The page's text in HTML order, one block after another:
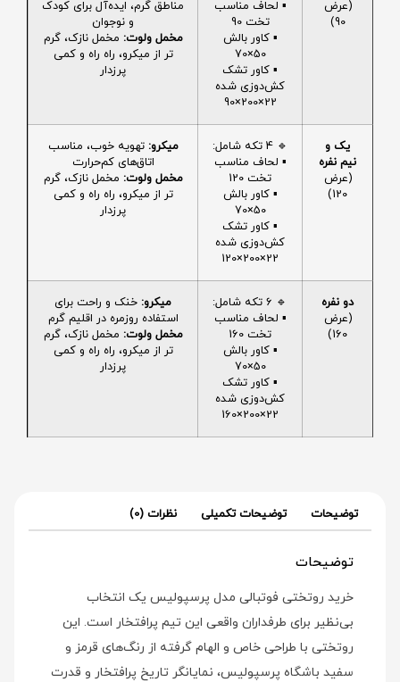
(عرض
90)
▪️ لحاف مناسب
تخت 90
▪️ کاور بالش
50×70
▪️ کاور تشک
کش‌دوزی شده
22×200×90
مناطق گرم، ایده‌آل برای کودک
و نوجوان
مخمل ولوت: مخمل نازک، گرم
تر از میکرو، راه راه و کمی
پرزدار
یک و
نیم نفره
(عرض
120)
🔹 4 تکه شامل:
▪️ لحاف مناسب
تخت 120
▪️ کاور بالش
50×70
▪️ کاور تشک
کش‌دوزی شده
22×200×120
میکرو: تهویه خوب، مناسب
اتاق‌های کم‌حرارت
مخمل ولوت: مخمل نازک، گرم
تر از میکرو، راه راه و کمی
پرزدار
دو نفره
(عرض
160)
🔹 6 تکه شامل:
▪️ لحاف مناسب
تخت 160
▪️ کاور بالش
50×70
▪️ کاور تشک
کش‌دوزی شده
22×200×160
میکرو: خنک و راحت برای
استفاده روزمره در اقلیم گرم
مخمل ولوت: مخمل نازک، گرم
تر از میکرو، راه راه و کمی
پرزدار
توضیحات توضیحات تکمیلی نظرات (0)
توضیحات
خرید روتختی فوتبالی مدل پرسپولیس یک انتخاب
بی‌نظیر برای طرفداران واقعی این تیم پرافتخار است. این
روتختی با طراحی خاص و الهام گرفته از رنگ‌های قرمز و
سفید باشگاه پرسپولیس، نمایانگر تاریخ پرافتخار و قدرت